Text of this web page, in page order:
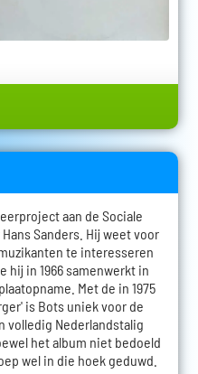
aan de Sociale
Sanders. Hij weet voor
te interesseren
hij in 1966 samenwerkt in
Met de in 1975
is Bots uniek voor de
volledig Nederlandstalig
het album niet bedoeld
wel in die hoek geduwd.